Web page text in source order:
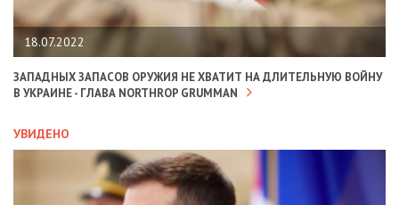
18.07.2022
ЗАПАДНЫХ ЗАПАСОВ ОРУЖИЯ НЕ ХВАТИТ НА ДЛИТЕЛЬНУЮ ВОЙНУ
В УКРАИНЕ - ГЛАВА NORTHROP GRUMMAN
УВИДЕНО